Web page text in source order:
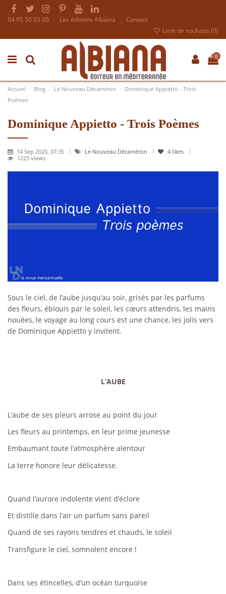
04 95 50 03 00 Les éditions Albiana
Contact
Liste de souhaits (0)
0
Accueil Blog Le Nouveau Décaméron
Dominique Appietto - Trois
Poèmes
Dominique Appietto - Trois Poèmes
14 Sep 2020, 07:35 Le Nouveau Décaméron 4 likes
1223 views
Sous le ciel, de l’aube jusqu’au soir, grisés par les parfums
des fleurs, éblouis par le soleil, les cœurs attendris, les mains
nouées, le voyage au long cours est une chance, les jolis vers
de Dominique Appietto y invitent.
L’AUBE
L’aube de ses pleurs arrose au point du jour
Les fleurs au printemps, en leur prime jeunesse
Embaumant toute l’atmosphère alentour
La terre honore leur délicatesse.
Quand l’aurore indolente vient d’éclore
Et distille dans l’air un parfum sans pareil
Quand de ses rayons tendres et chauds, le soleil
Transfigure le ciel, somnolent encore !
Dans ses étincelles, d’un océan turquoise